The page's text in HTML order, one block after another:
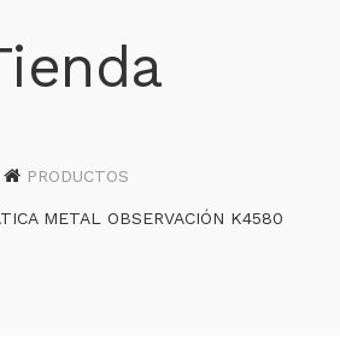
PRODUCTOS
METAL OBSERVACIÓN K4580